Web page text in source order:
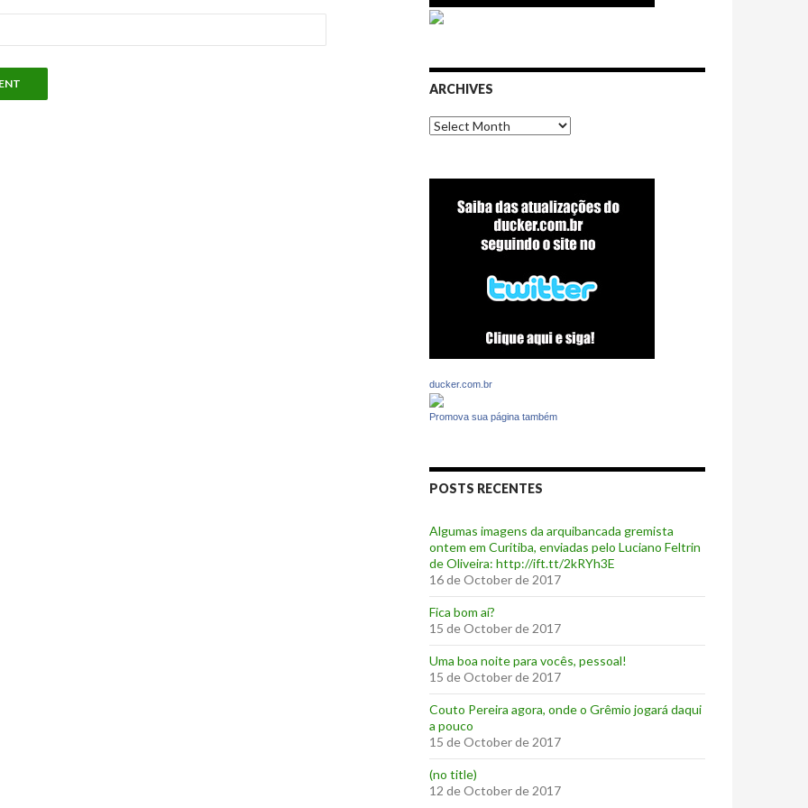
ARCHIVES
Archives
ducker.com.br
Promova sua página também
POSTS RECENTES
Algumas imagens da arquibancada gremista
ontem em Curitiba, enviadas pelo Luciano Feltrin
de Oliveira: http://ift.tt/2kRYh3E
16 de October de 2017
‪Fica bom aí?‬
15 de October de 2017
Uma boa noite para vocês, pessoal!
15 de October de 2017
‪Couto Pereira agora, onde o Grêmio jogará daqui
a pouco ‬
15 de October de 2017
(no title)
12 de October de 2017